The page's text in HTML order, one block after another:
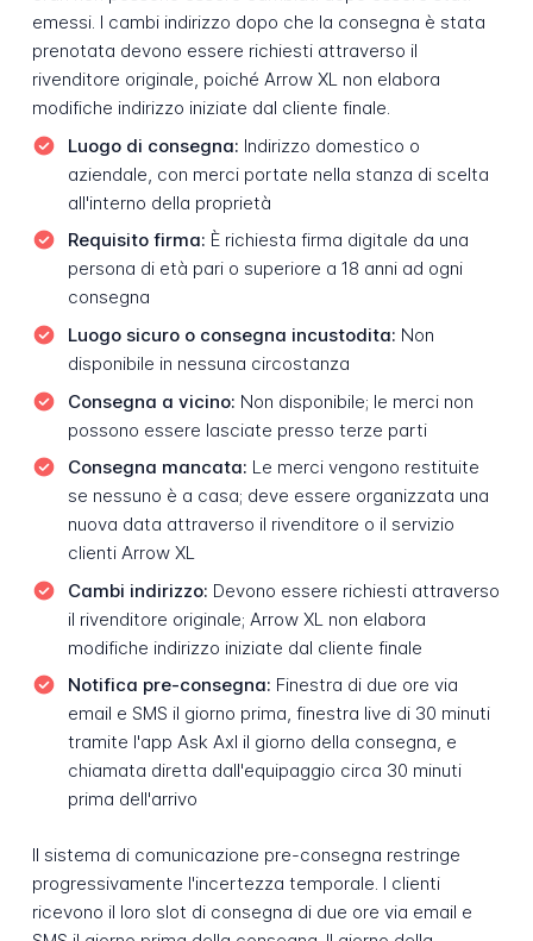
emessi. I cambi indirizzo dopo che la consegna è stata
prenotata devono essere richiesti attraverso il
rivenditore originale, poiché Arrow XL non elabora
modifiche indirizzo iniziate dal cliente finale.
Luogo di consegna: Indirizzo domestico o
aziendale, con merci portate nella stanza di scelta
all'interno della proprietà
Requisito firma: È richiesta firma digitale da una
persona di età pari o superiore a 18 anni ad ogni
consegna
Luogo sicuro o consegna incustodita: Non
disponibile in nessuna circostanza
Consegna a vicino: Non disponibile; le merci non
possono essere lasciate presso terze parti
Consegna mancata: Le merci vengono restituite
se nessuno è a casa; deve essere organizzata una
nuova data attraverso il rivenditore o il servizio
clienti Arrow XL
Cambi indirizzo: Devono essere richiesti attraverso
il rivenditore originale; Arrow XL non elabora
modifiche indirizzo iniziate dal cliente finale
Notifica pre-consegna: Finestra di due ore via
email e SMS il giorno prima, finestra live di 30 minuti
tramite l'app Ask Axl il giorno della consegna, e
chiamata diretta dall'equipaggio circa 30 minuti
prima dell'arrivo
Il sistema di comunicazione pre-consegna restringe
progressivamente l'incertezza temporale. I clienti
ricevono il loro slot di consegna di due ore via email e